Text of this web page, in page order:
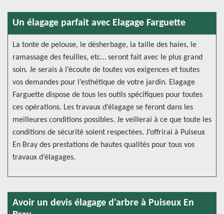
Un élagage parfait avec Elagage Farguette
La tonte de pelouse, le désherbage, la taille des haies, le
ramassage des feuilles, etc… seront fait avec le plus grand
soin. Je serais à l’écoute de toutes vos exigences et toutes
vos demandes pour l’esthétique de votre jardin. Elagage
Farguette dispose de tous les outils spécifiques pour toutes
ces opérations. Les travaux d’élagage se feront dans les
meilleures conditions possibles. Je veillerai à ce que toute les
conditions de sécurité soient respectées. J’offrirai à Puiseux
En Bray des prestations de hautes qualités pour tous vos
travaux d’élagages.
Avoir un devis élagage d'arbre à Puiseux En